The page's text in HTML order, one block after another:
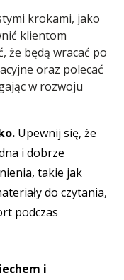
krokami, jako
klientom
że będą wracać po
oraz polecać
w rozwoju
Upewnij się, że
i dobrze
takie jak
do czytania,
podczas
i